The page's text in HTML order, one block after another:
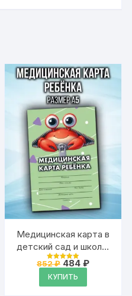
Медицинская карта в
детский сад и школу,
формат А5
Оценка
из 5
852₽ Первоначальная
цена
составляла
852 ₽.
484 ₽Текущая
КУПИТЬ